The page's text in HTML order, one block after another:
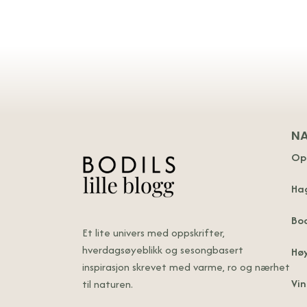
Et lite univers med oppskrifter,
hverdagsøyeblikk og sesongbasert
inspirasjon skrevet med varme, ro og nærhet
til naturen.